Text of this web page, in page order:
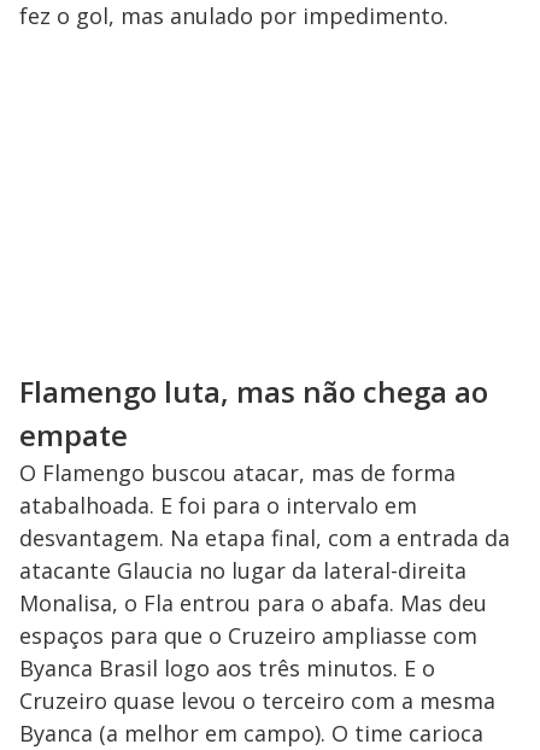
fez o gol, mas anulado por impedimento.
Flamengo luta, mas não chega ao
empate
O Flamengo buscou atacar, mas de forma
atabalhoada. E foi para o intervalo em
desvantagem. Na etapa final, com a entrada da
atacante Glaucia no lugar da lateral-direita
Monalisa, o Fla entrou para o abafa. Mas deu
espaços para que o Cruzeiro ampliasse com
Byanca Brasil logo aos três minutos. E o
Cruzeiro quase levou o terceiro com a mesma
Byanca (a melhor em campo). O time carioca